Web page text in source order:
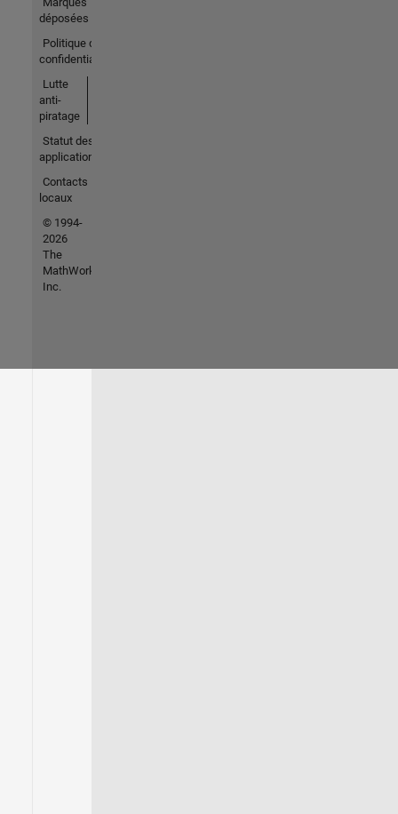
déposées
Politique de
confidentialité
Lutte
anti-
piratage
Statut des
applications
Contacts
locaux
© 1994-
2026
The
MathWorks,
Inc.